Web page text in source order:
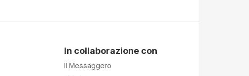
In collaborazione con
Il Messaggero